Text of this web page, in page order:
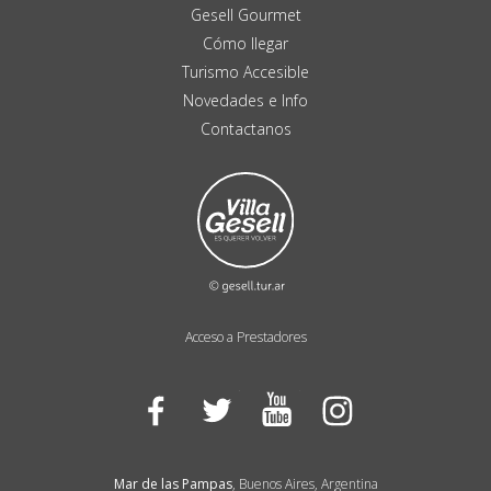
Acceso a Prestadores
Gesell Gourmet
Cómo llegar
Turismo Accesible
Novedades e Info
Contactanos
Facebook Twitter YouTube
Mar de las Pampas, Buenos Aires, Argentina